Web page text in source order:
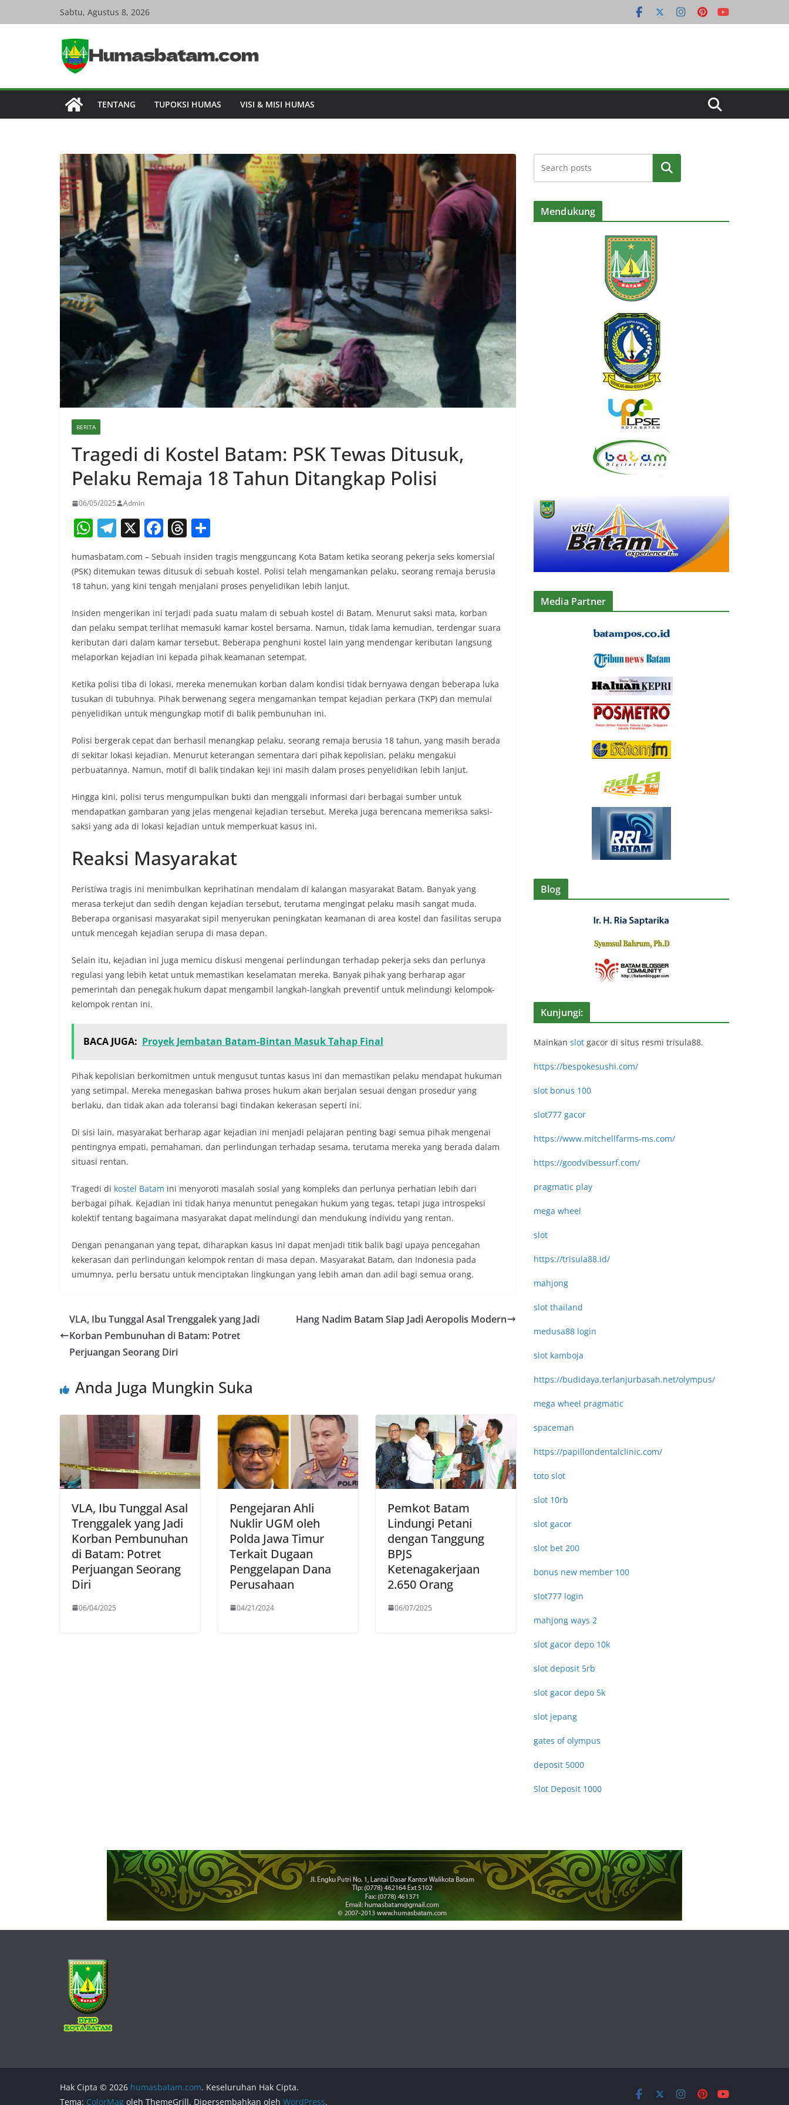
to
Sabtu, Agustus 8, 2026
TENTANG TUPOKSI HUMAS VISI & MISI HUMAS
BERITA
Tragedi di Kostel Batam: PSK Tewas Ditusuk,
Pelaku Remaja 18 Tahun Ditangkap Polisi
06/05/2025 Admin
W
h
at
s
p
p
T
e
gr
m
X F
c
e
o
o
k
T
h
re
a
d
s
ar
e
humasbatam.com – Sebuah insiden tragis mengguncang Kota Batam ketika seorang pekerja seks komersial
(PSK) ditemukan tewas ditusuk di sebuah kostel. Polisi telah mengamankan pelaku, seorang remaja berusia
18 tahun, yang kini tengah menjalani proses penyelidikan lebih lanjut.
Insiden mengerikan ini terjadi pada suatu malam di sebuah kostel di Batam. Menurut saksi mata, korban
dan pelaku sempat terlihat memasuki kamar kostel bersama. Namun, tidak lama kemudian, terdengar suara
keributan dari dalam kamar tersebut. Beberapa penghuni kostel lain yang mendengar keributan langsung
melaporkan kejadian ini kepada pihak keamanan setempat.
Ketika polisi tiba di lokasi, mereka menemukan korban dalam kondisi tidak bernyawa dengan beberapa luka
tusukan di tubuhnya. Pihak berwenang segera mengamankan tempat kejadian perkara (TKP) dan memulai
penyelidikan untuk mengungkap motif di balik pembunuhan ini.
Polisi bergerak cepat dan berhasil menangkap pelaku, seorang remaja berusia 18 tahun, yang masih berada
di sekitar lokasi kejadian. Menurut keterangan sementara dari pihak kepolisian, pelaku mengakui
perbuatannya. Namun, motif di balik tindakan keji ini masih dalam proses penyelidikan lebih lanjut.
Hingga kini, polisi terus mengumpulkan bukti dan menggali informasi dari berbagai sumber untuk
mendapatkan gambaran yang jelas mengenai kejadian tersebut. Mereka juga berencana memeriksa saksi-
saksi yang ada di lokasi kejadian untuk memperkuat kasus ini.
Reaksi Masyarakat
Peristiwa tragis ini menimbulkan keprihatinan mendalam di kalangan masyarakat Batam. Banyak yang
merasa terkejut dan sedih dengan kejadian tersebut, terutama mengingat pelaku masih sangat muda.
Beberapa organisasi masyarakat sipil menyerukan peningkatan keamanan di area kostel dan fasilitas serupa
untuk mencegah kejadian serupa di masa depan.
Selain itu, kejadian ini juga memicu diskusi mengenai perlindungan terhadap pekerja seks dan perlunya
regulasi yang lebih ketat untuk memastikan keselamatan mereka. Banyak pihak yang berharap agar
pemerintah dan penegak hukum dapat mengambil langkah-langkah preventif untuk melindungi kelompok-
kelompok rentan ini.
BACA JUGA: Proyek Jembatan Batam-Bintan Masuk Tahap Final
Pihak kepolisian berkomitmen untuk mengusut tuntas kasus ini dan memastikan pelaku mendapat hukuman
yang setimpal. Mereka menegaskan bahwa proses hukum akan berjalan sesuai dengan prosedur yang
berlaku, dan tidak akan ada toleransi bagi tindakan kekerasan seperti ini.
Di sisi lain, masyarakat berharap agar kejadian ini menjadi pelajaran penting bagi semua pihak mengenai
pentingnya empati, pemahaman, dan perlindungan terhadap sesama, terutama mereka yang berada dalam
situasi rentan.
Tragedi di kostel Batam ini menyoroti masalah sosial yang kompleks dan perlunya perhatian lebih dari
berbagai pihak. Kejadian ini tidak hanya menuntut penegakan hukum yang tegas, tetapi juga introspeksi
kolektif tentang bagaimana masyarakat dapat melindungi dan mendukung individu yang rentan.
Dengan penanganan yang tepat, diharapkan kasus ini dapat menjadi titik balik bagi upaya pencegahan
kekerasan dan perlindungan kelompok rentan di masa depan. Masyarakat Batam, dan Indonesia pada
umumnya, perlu bersatu untuk menciptakan lingkungan yang lebih aman dan adil bagi semua orang.
VLA, Ibu Tunggal Asal Trenggalek yang Jadi
Korban Pembunuhan di Batam: Potret
Perjuangan Seorang Diri
Hang Nadim Batam Siap Jadi Aeropolis Modern
Anda Juga Mungkin Suka
VLA, Ibu Tunggal Asal
Trenggalek yang Jadi
Korban Pembunuhan
di Batam: Potret
Perjuangan Seorang
Diri
06/04/2025
Pengejaran Ahli
Nuklir UGM oleh
Polda Jawa Timur
Terkait Dugaan
Penggelapan Dana
Perusahaan
04/21/2024
Pemkot Batam
Lindungi Petani
dengan Tanggung
BPJS
Ketenagakerjaan
2.650 Orang
06/07/2025
Cari
Mendukung
Media Partner
Blog
Kunjungi:
Mainkan slot gacor di situs resmi trisula88.
https://bespokesushi.com/
slot bonus 100
slot777 gacor
https://www.mitchellfarms-ms.com/
https://goodvibessurf.com/
pragmatic play
mega wheel
slot
https://trisula88.id/
mahjong
slot thailand
medusa88 login
slot kamboja
https://budidaya.terlanjurbasah.net/olympus/
mega wheel pragmatic
spaceman
https://papillondentalclinic.com/
toto slot
slot 10rb
slot gacor
slot bet 200
bonus new member 100
slot777 login
mahjong ways 2
slot gacor depo 10k
slot deposit 5rb
slot gacor depo 5k
slot jepang
gates of olympus
deposit 5000
Slot Deposit 1000
Hak Cipta © 2026 humasbatam.com. Keseluruhan Hak Cipta.
Tema: ColorMag oleh ThemeGrill. Dipersembahkan oleh WordPress.